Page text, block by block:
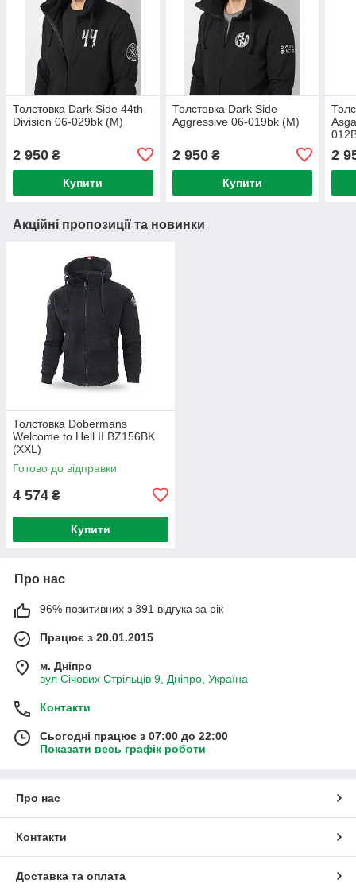
Толстовка Dark Side 44th
Division 06-029bk (M)
2 950 ₴
Купити
Толстовка Dark Side
Aggressive 06-019bk (M)
2 950₴
Купити
2
Акційні пропозиції та новинки
Толстовка Dobermans
Welcome to Hell II BZ156BK
(XXL)
Готово до відправки
4 574 ₴
Купити
Про нас
96% позитивних з 391 відгука за рік
Працює з 20.01.2015
м. Дніпро
вул Січових Стрільців 9, Дніпро, Україна
Контакти
Сьогодні працює з 07:00 до 22:00
Показати весь графік роботи
Про нас
Контакти
Доставка та оплата